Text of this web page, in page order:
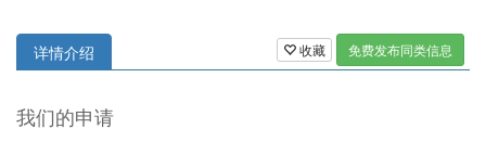
收藏 免费发布同类信息
详情介绍
我们的申请